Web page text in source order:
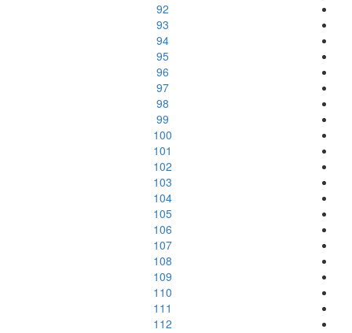
92
93
94
95
96
97
98
99
100
101
102
103
104
105
106
107
108
109
110
111
112